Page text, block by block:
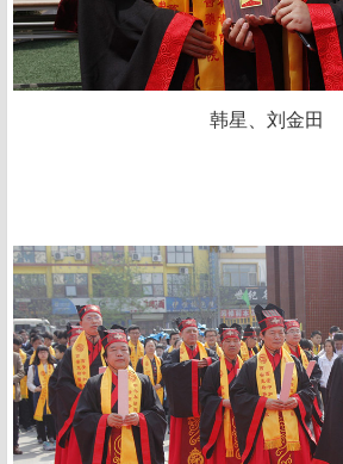
韩星、刘金田